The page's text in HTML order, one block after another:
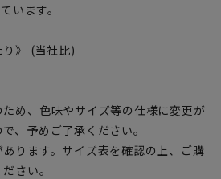
います。
り》 (当社比)
め、色味やサイズ等の仕様に変更が
、予めご了承ください。
ります。サイズ表を確認の上、ご購
さい。